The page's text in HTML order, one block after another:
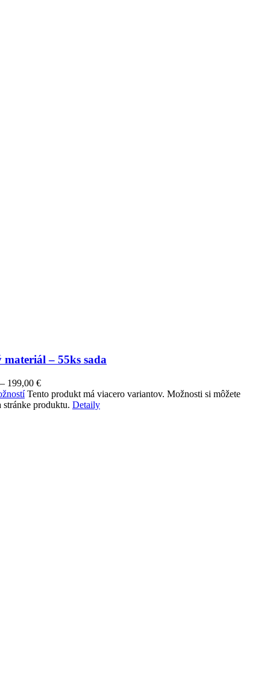
materiál – 55ks sada
199,00 €
Tento produkt má viacero variantov. Možnosti si môžete
produktu. Detaily